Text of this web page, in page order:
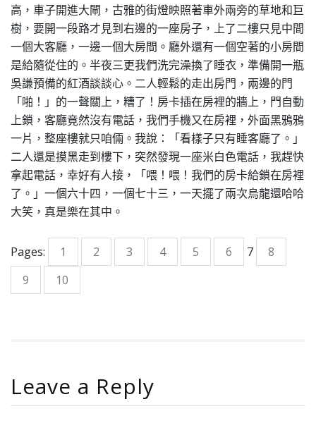
高，車子開進大閘，古雅的街燈映照著車外兩旁的草地和巨
樹，要開一段路才見到右邊的一座房子，上了二樓只見中間
一個大客廳，一邊一個大房間。廳外還有一個空著的小房間
是給隨從住的。半夜三更我們洗完澡換了睡衣，準備開一瓶
吳謙預備的紅酒談談心。二人輕鬆的走出房門，兩邊的門
「啪！」的一聲關上，糟了！房卡插在房裡的牆上，門自動
上鎖，客廳竟然沒有電話，我們手機又在房裡，外面黑鴉鴉
一片，整座樓就只咱倆。我說：「看樣子只有睡客廳了。」
二人還是摸黑走到樓下，突然發現一座米白色電話，我趕快
拿起電話，幸好有人接，「喂！喂！我們的房卡給鎖在房裡
了。」一個六十四，一個七十三，一天擺了兩次烏龍還哈哈
大笑，真是樂在其中。
Pages: 1 2 3 4 5 6 7
8
9
10
Leave a Reply